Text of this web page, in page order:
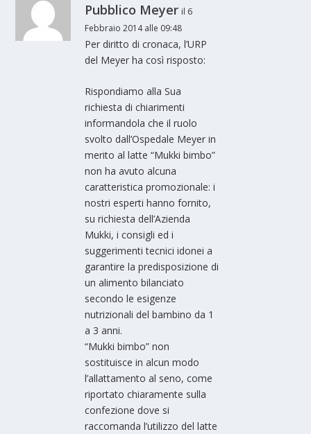
Pubblico Meyer il 6
Febbraio 2014 alle 09:48
Per diritto di cronaca, l’URP
del Meyer ha così risposto:
Rispondiamo alla Sua
richiesta di chiarimenti
informandola che il ruolo
svolto dall’Ospedale Meyer in
merito al latte “Mukki bimbo”
non ha avuto alcuna
caratteristica promozionale: i
nostri esperti hanno fornito,
su richiesta dell’Azienda
Mukki, i consigli ed i
suggerimenti tecnici idonei a
garantire la predisposizione di
un alimento bilanciato
secondo le esigenze
nutrizionali del bambino da 1
a 3 anni.
“Mukki bimbo” non
sostituisce in alcun modo
l’allattamento al seno, come
riportato chiaramente sulla
confezione dove si
raccomanda l’utilizzo del latte